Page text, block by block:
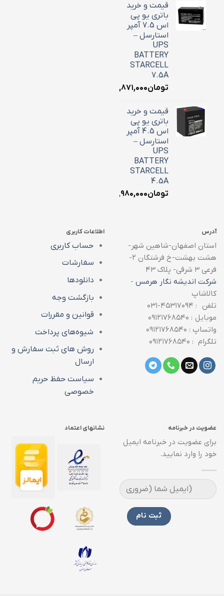
قیمت و خرید
باتری یو پی
اس 7.5 آمپر
استارسل –
UPS
BATTERY
STARCELL
7.5A
تومان۲,۸۷۱,۰۰۰
قیمت و خرید
باتری یو پی
اس 4.5 آمپر
استارسل –
UPS
BATTERY
STARCELL
4.5A
تومان۱,۹۸۰,۰۰۰
آدرس
استان اصفهان-شاهین شهر-
هشت بهشت-خ فرشتگان ۲-
فرعی ۳ شرقی- پلاک ۴۳
شرکت اندیشه نگار هرمس -
کالاشاپ
تلفن : ۴۵۳۱۷۰۹۴-۰۳۱
موبایل : ۰۹۱۲۱۷۶۸۵۴۰
واتساپ : ۰۹۱۲۱۷۶۸۵۴۰
تلگرام : ۰۹۱۲۱۷۶۸۵۴۰
اطلاعات کاربری
حساب کاربری
سفارشات
دانلودها
بازگشت وجه
قوانین و مقررات
شیوه‌های پرداخت
روش های ثبت سفارش و
ارسال
سیاست حفظ حریم
خصوصی
عضویت در خبرنامه
برای عضویت در خبرنامه ایمیل
خود را وارد نمایید.
نشانهای اعتماد